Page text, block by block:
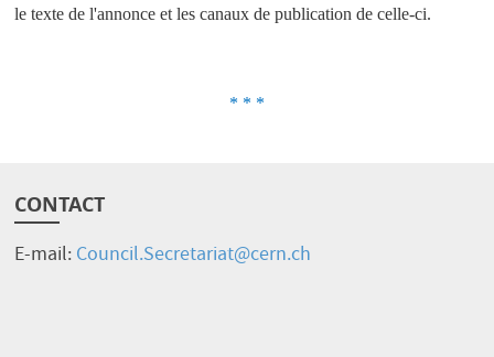
le texte de l'annonce et les canaux de publication de celle-ci.
* * *
CONTACT
E-mail:Council.Secretariat@cern.ch